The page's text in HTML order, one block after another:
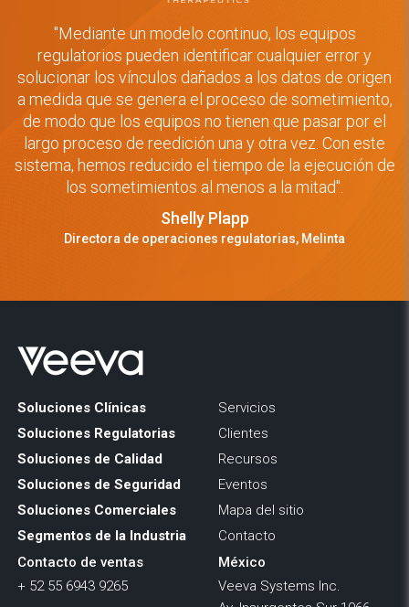
"Mediante un modelo continuo, los equipos
regulatorios pueden identificar cualquier error y
solucionar los vínculos dañados a los datos de origen
a medida que se genera el proceso de sometimiento,
de modo que los equipos no tienen que pasar por el
largo proceso de reedición una y otra vez. Con este
sistema, hemos reducido el tiempo de la ejecución de
los sometimientos al menos a la mitad".
Shelly Plapp
Directora de operaciones regulatorias, Melinta
Soluciones Clínicas
Soluciones Regulatorias
Soluciones de Calidad
Soluciones de Seguridad
Soluciones Comerciales
Segmentos de la Industria
Servicios
Clientes
Recursos
Eventos
Mapa del sitio
Contacto
Contacto de ventas
+ 52 55 6943 9265
México
Veeva Systems Inc.